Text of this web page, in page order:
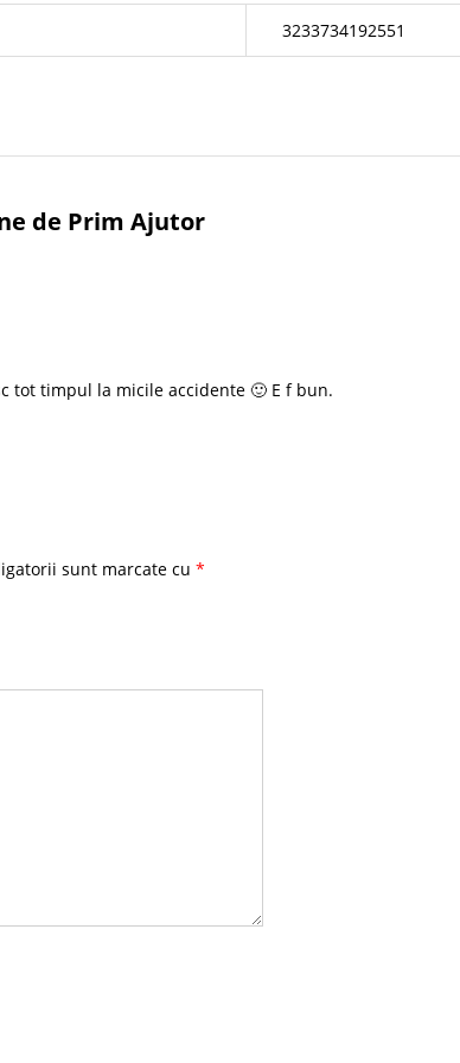
3233734192551
de Prim Ajutor
tot timpul la micile accidente 🙂 E f bun.
sunt marcate cu *